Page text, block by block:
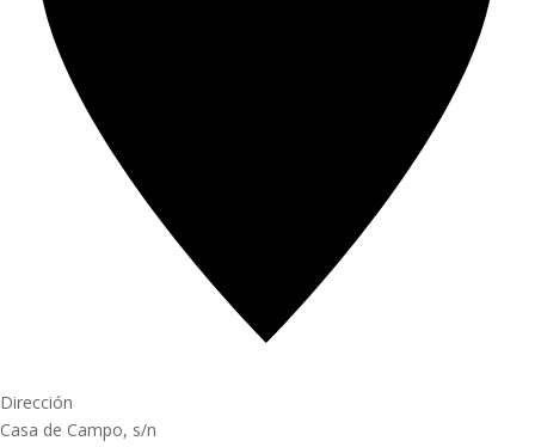
Dirección
Casa de Campo, s/n